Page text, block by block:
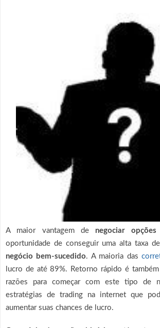
A maior vantagem de negociar
oportunidade de conseguir uma alta taxa
negócio bem-sucedido. A maioria das
lucro de até 89%. Retorno rápido é
razões para começar com este tipo de
estratégias de trading na internet que
aumentar suas chances de lucro.